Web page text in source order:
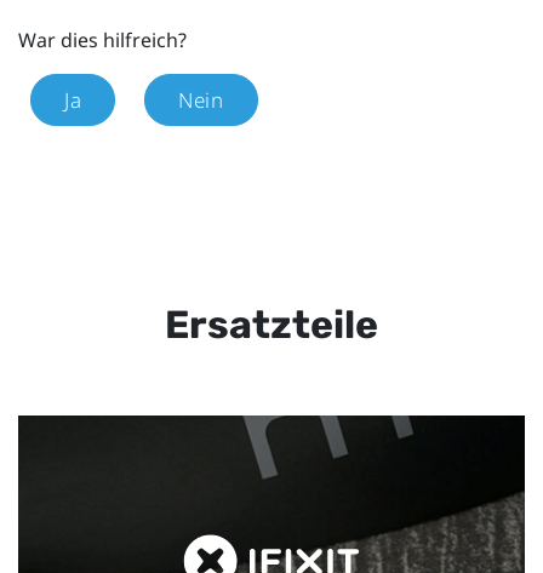
War dies hilfreich?
Ja Nein
Ersatzteile